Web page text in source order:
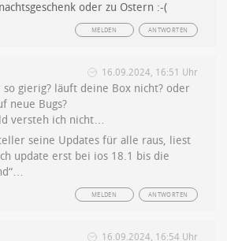
oder zu Ostern :-(
ANTWORTEN
MELDEN
16.09.2024, 16:51 Uhr
gierig? läuft deine Box nicht? oder
neue Bugs?
versteh ich nicht…
seine Updates für alle raus, liest
update erst bei ios 18.1 bis die
ANTWORTEN
MELDEN
16.09.2024, 16:54 Uhr